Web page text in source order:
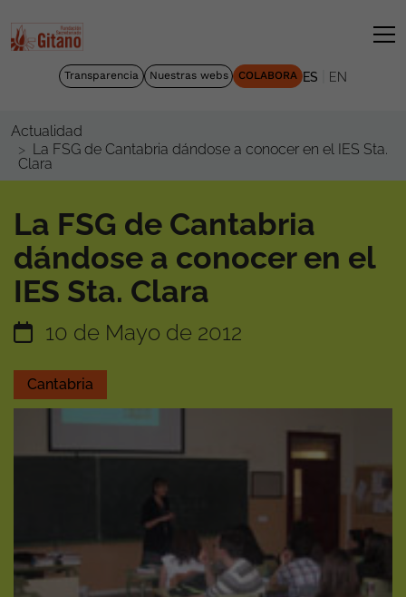
Transparencia Nuestras webs COLABORA ES EN
Actualidad
La FSG de Cantabria dándose a conocer en el IES Sta.
Clara
La FSG de Cantabria
dándose a conocer en el
IES Sta. Clara
10 de Mayo de 2012
Cantabria